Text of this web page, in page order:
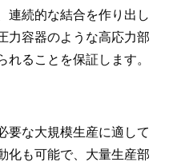
連続的な結合を作り出し
力容器のような高応力部
ることを保証します。
要な大規模生産に適して
化も可能で、大量生産部